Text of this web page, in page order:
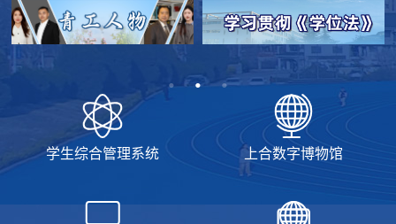
学生综合管理系统 上合数字博物馆